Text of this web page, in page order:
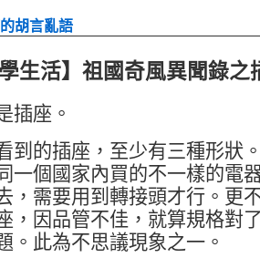
胡言亂語
學生活】祖國奇風異聞錄之
插座。
到的插座，至少有三種形狀
一個國家內買的不一樣的電
，需要用到轉接頭才行。更
，因品管不佳，就算規格對
。此為不思議現象之一。